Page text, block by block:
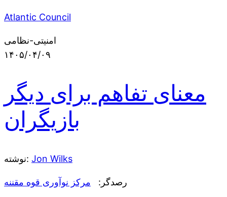
Atlantic Council
امنیتی-نظامی
۱۴۰۵/۰۴/۰۹
معنای تفاهم برای دیگر
بازیگران
نوشته: Jon Wilks
رصدگر: مرکز نوآوری قوه مقننه